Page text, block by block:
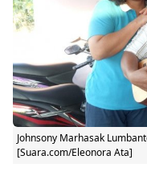
Johnsony Marhasak
[Suara.com/Eleonora Ata]